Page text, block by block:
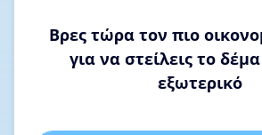
Βρες τώρα τον πιο
για να στείλεις το
εξωτερικό